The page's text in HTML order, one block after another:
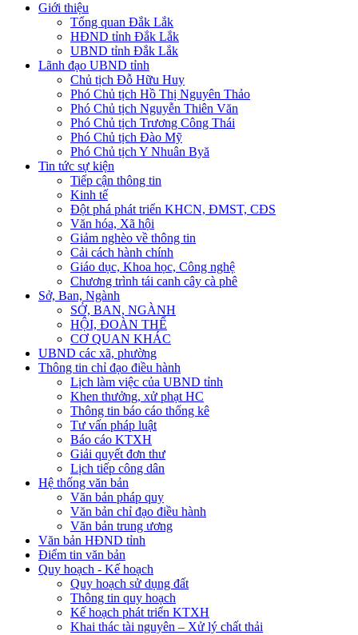
Giới thiệu
Tổng quan Đắk Lắk
HĐND tỉnh Đắk Lắk
UBND tỉnh Đắk Lắk
Lãnh đạo UBND tỉnh
Chủ tịch Đỗ Hữu Huy
Phó Chủ tịch Hồ Thị Nguyên Thảo
Phó Chủ tịch Nguyễn Thiên Văn
Phó Chủ tịch Trương Công Thái
Phó Chủ tịch Đào Mỹ
Phó Chủ tịch Y Nhuân Byă
Tin tức sự kiện
Tiếp cận thông tin
Kinh tế
Đột phá phát triển KHCN, ĐMST, CĐS
Văn hóa, Xã hội
Giảm nghèo về thông tin
Cải cách hành chính
Giáo dục, Khoa học, Công nghệ
Chương trình tái canh cây cà phê
Sở, Ban, Ngành
SỞ, BAN, NGÀNH
HỘI, ĐOÀN THỂ
CƠ QUAN KHÁC
UBND các xã, phường
Thông tin chỉ đạo điều hành
Lịch làm việc của UBND tỉnh
Khen thưởng, xử phạt HC
Thông tin báo cáo thống kê
Tư vấn pháp luật
Báo cáo KTXH
Giải quyết đơn thư
Lịch tiếp công dân
Hệ thống văn bản
Văn bản pháp quy
Văn bản chỉ đạo điều hành
Văn bản trung ương
Văn bản HĐND tỉnh
Điểm tin văn bản
Quy hoạch - Kế hoạch
Quy hoạch sử dụng đất
Thông tin quy hoạch
Kế hoạch phát triển KTXH
Khai thác tài nguyên – Xử lý chất thải